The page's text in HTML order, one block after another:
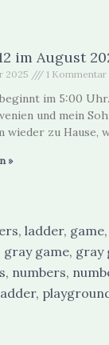
im August
2025 1 Kommentar
im 5:00
und mein
wieder zu Hause,
»